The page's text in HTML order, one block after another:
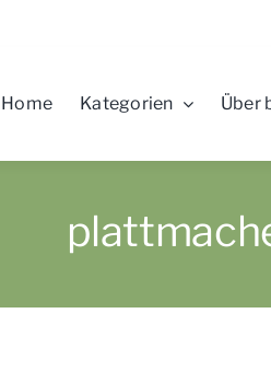
Home Kategorien Über